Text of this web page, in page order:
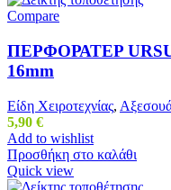
Compare
ΠΕΡΦΟΡΑΤΕΡ
16mm
Είδη Χειροτεχνίας,
5,90 €
Add to wishlist
Προσθήκη στο καλάθι
Quick view